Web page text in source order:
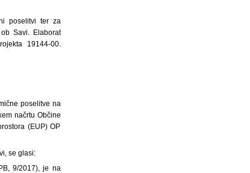
poselitvi ter za
Savi. Elaborat
19144-00.
poselitve na
načrtu Občine
(EUP) OP
se glasi:
9/2017), je na